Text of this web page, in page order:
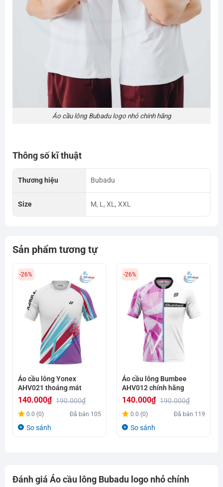
Áo cầu lông Bubadu logo nhỏ chính hãng
Thông số kĩ thuật
Thương hiệu Bubadu
Size M, L, XL, XXL
Sản phẩm tương tự
-26%
Áo cầu lông Yonex
AHV021 thoáng mát
190.000₫
Giá
gốc
140.000₫
Giá
hiện
0.0 (0) Đã bán 105
So sánh
-26%
Áo cầu lông Bumbee
AHV012 chính hãng
190.000₫
Giá
gốc
140.000₫
Giá
hiện
0.0 (0) Đã bán 119
So sánh
Đánh giá Áo cầu lông Bubadu logo nhỏ chính